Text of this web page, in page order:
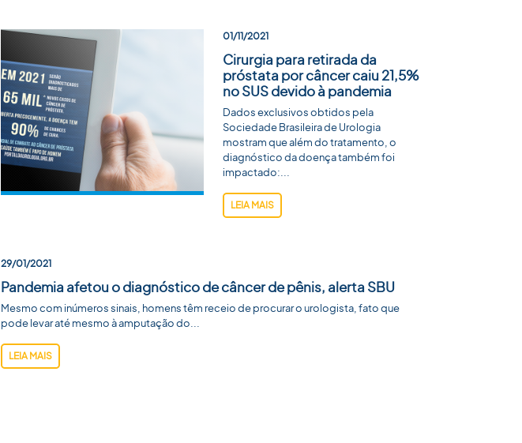
01/11/2021
Cirurgia para retirada da
próstata por câncer caiu 21,5%
no SUS devido à pandemia
Dados exclusivos obtidos pela
Sociedade Brasileira de Urologia
mostram que além do tratamento, o
diagnóstico da doença também foi
impactado:...
LEIA MAIS
29/01/2021
Pandemia afetou o diagnóstico de câncer de pênis, alerta SBU
Mesmo com inúmeros sinais, homens têm receio de procurar o urologista, fato que
pode levar até mesmo à amputação do...
LEIA MAIS